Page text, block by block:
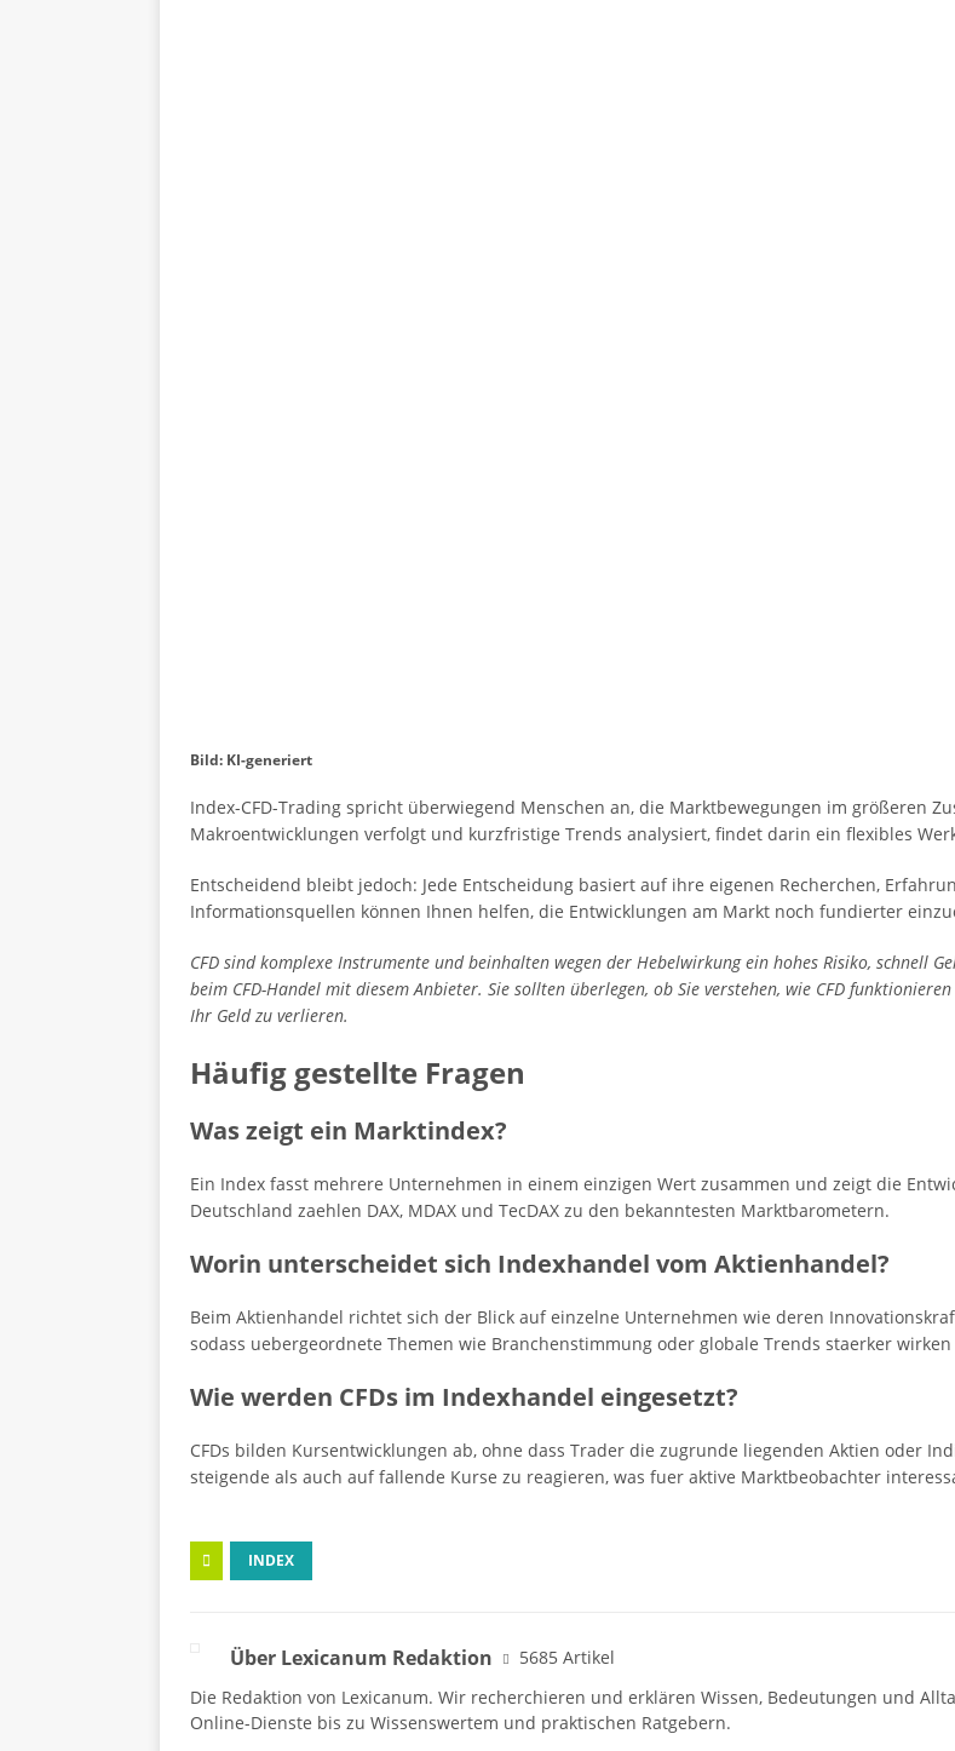
Bild: KI-generiert
Index-CFD-Trading spricht überwiegend Menschen an, die Marktbewegungen im größeren
Makroentwicklungen verfolgt und kurzfristige Trends analysiert, findet darin ein flexibles
Entscheidend bleibt jedoch: Jede Entscheidung basiert auf ihre eigenen Recherchen,
Informationsquellen können Ihnen helfen, die Entwicklungen am Markt noch fundierter
CFD sind komplexe Instrumente und beinhalten wegen der Hebelwirkung ein hohes Risiko, schnell
beim CFD-Handel mit diesem Anbieter. Sie sollten überlegen, ob Sie verstehen, wie CFD
Ihr Geld zu verlieren.
Häufig gestellte Fragen
Was zeigt ein Marktindex?
Ein Index fasst mehrere Unternehmen in einem einzigen Wert zusammen und zeigt die
Deutschland zaehlen DAX, MDAX und TecDAX zu den bekanntesten Marktbarometern.
Worin unterscheidet sich Indexhandel vom Aktienhandel?
Beim Aktienhandel richtet sich der Blick auf einzelne Unternehmen wie deren
sodass uebergeordnete Themen wie Branchenstimmung oder globale Trends staerker
Wie werden CFDs im Indexhandel eingesetzt?
CFDs bilden Kursentwicklungen ab, ohne dass Trader die zugrunde liegenden Aktien oder
steigende als auch auf fallende Kurse zu reagieren, was fuer aktive Marktbeobachter
INDEX
Über Lexicanum Redaktion
5685 Artikel
Die Redaktion von Lexicanum. Wir recherchieren und erklären Wissen, Bedeutungen und
Online-Dienste bis zu Wissenswertem und praktischen Ratgebern.